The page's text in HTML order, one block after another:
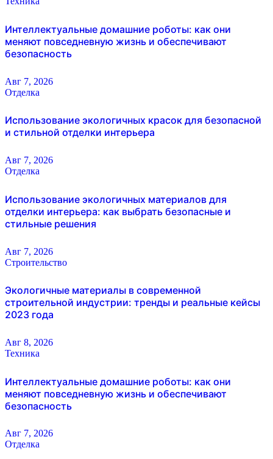
Интеллектуальные домашние роботы: как они
меняют повседневную жизнь и обеспечивают
безопасность
Авг 7, 2026
Отделка
Использование экологичных красок для безопасной
и стильной отделки интерьера
Авг 7, 2026
Отделка
Использование экологичных материалов для
отделки интерьера: как выбрать безопасные и
стильные решения
Авг 7, 2026
Строительство
Экологичные материалы в современной
строительной индустрии: тренды и реальные кейсы
2023 года
Авг 8, 2026
Техника
Интеллектуальные домашние роботы: как они
меняют повседневную жизнь и обеспечивают
безопасность
Авг 7, 2026
Отделка